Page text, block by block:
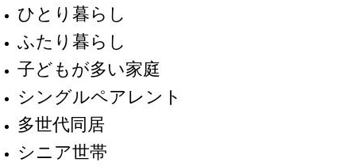
ひとり暮らし
ふたり暮らし
子どもが多い家庭
シングルペアレント
多世代同居
シニア世帯